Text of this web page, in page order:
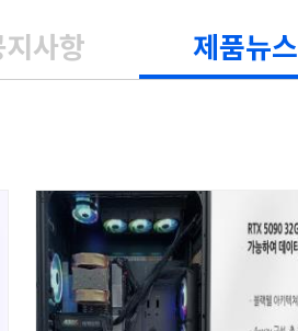
사항 제품뉴스